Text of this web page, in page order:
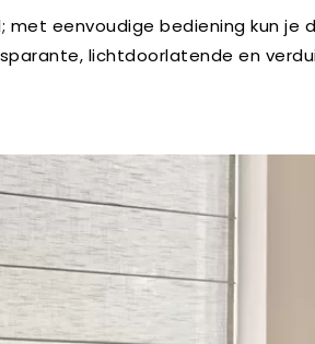
met eenvoudige bediening kun
lichtdoorlatende en